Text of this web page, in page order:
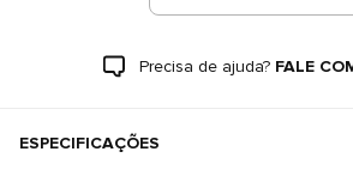
Precisa de ajuda? FALE
ESPECIFICAÇÕES